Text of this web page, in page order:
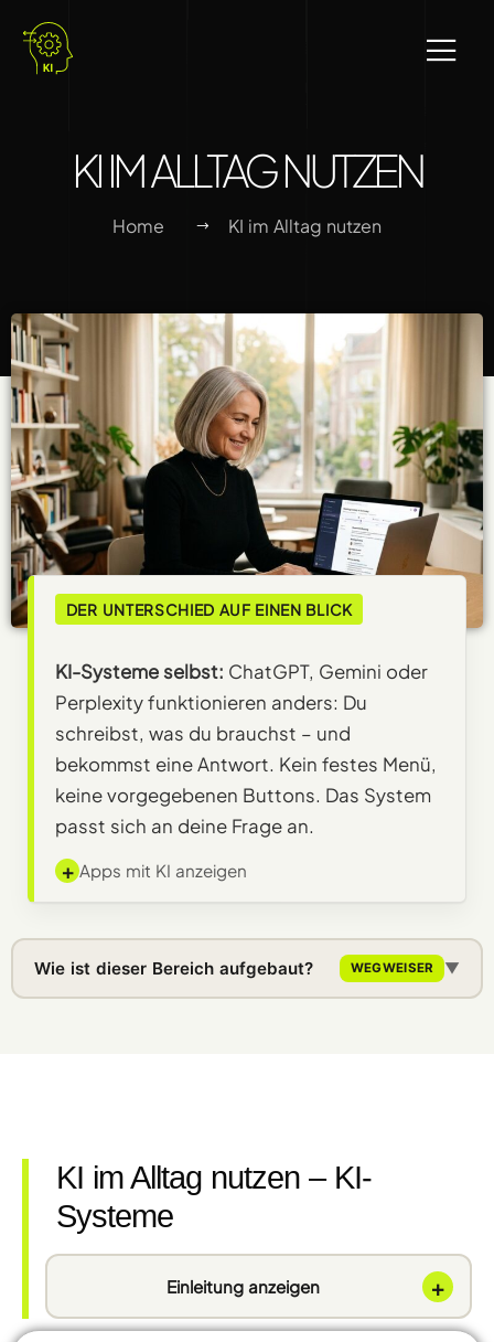
KI IM ALLTAG NUTZEN
Home KI im Alltag nutzen
DER UNTERSCHIED AUF EINEN BLICK
KI-Systeme selbst: ChatGPT, Gemini oder
Perplexity funktionieren anders: Du
schreibst, was du brauchst – und
bekommst eine Antwort. Kein festes Menü,
keine vorgegebenen Buttons. Das System
passt sich an deine Frage an.
+ Apps mit KI anzeigen
Wie ist dieser Bereich aufgebaut? WEGWEISER ▼
KI im Alltag nutzen – KI-
Systeme
Einleitung anzeigen +